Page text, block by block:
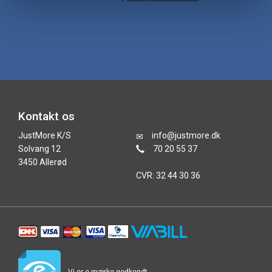
Kontakt os
JustMore K/S
Solvang 12
3450 Allerød
info@justmore.dk
70 20 55 37
CVR: 32 44 30 36